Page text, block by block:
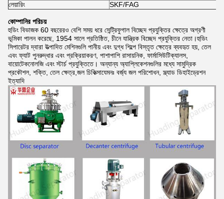
লেয়ারিং
SKF/FAG
কোম্পানির পরিচয়
হুডিং বিভাজক 60 বছরেরও বেশি সময় ধরে সেন্ট্রিফুগাল বিচ্ছেদ প্রযুক্তির ক্ষেত্রে অগ্রণী
ভূমিকা পালন করেছে, 1954 সালে প্রতিষ্ঠিত, চীনে যান্ত্রিক বিচ্ছেদ প্রযুক্তির নেতা।হুডিং
সিপারেটর দ্বারা উত্পাদিত মেশিনগুলি পানীয় এবং দুগ্ধ শিল্পে বিস্তৃত ক্ষেত্রে ব্যবহৃত হয়, তেল
এবং ফ্যাট পুনরুদ্ধার এবং প্রক্রিয়াকরণ, পাশাপাশি রাসায়নিক, ফার্মাসিউটিক্যালস,
বায়োটেকনোলজি এবং স্টার্চ প্রযুক্তিতে। অন্যান্য অ্যাপ্লিকেশনগুলির মধ্যে সামুদ্রিক
প্রকৌশল, শক্তি, তেল ক্ষেত্র,জল চিকিত্সাযেমনঃ বর্জ্য জল পরিশোধন, স্ল্যাড ডিহাইড্রেশন
ইত্যাদি